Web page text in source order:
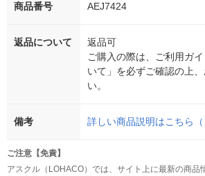
商品番号 AEJ7424
返品について
返品可
ご購入の際は、ご利用ガ
いて」を必ずご確認の上
い。
備考 詳しい商品説明はこちら（
ご注意【免責】
アスクル（LOHACO）では、サイト上に最新の商品